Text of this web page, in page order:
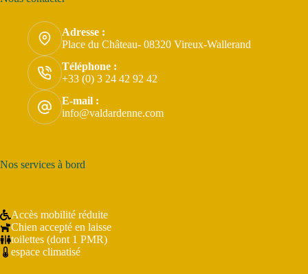
Adresse :
Place du Château- 08320 Vireux-Wallerand
Téléphone :
+33 (0) 3 24 42 92 42
E-mail :
info@valdardenne.com
Nos services à bord
Accès mobilité réduite
Chien accepté en laisse
toilettes (dont 1 PMR)
espace climatisé